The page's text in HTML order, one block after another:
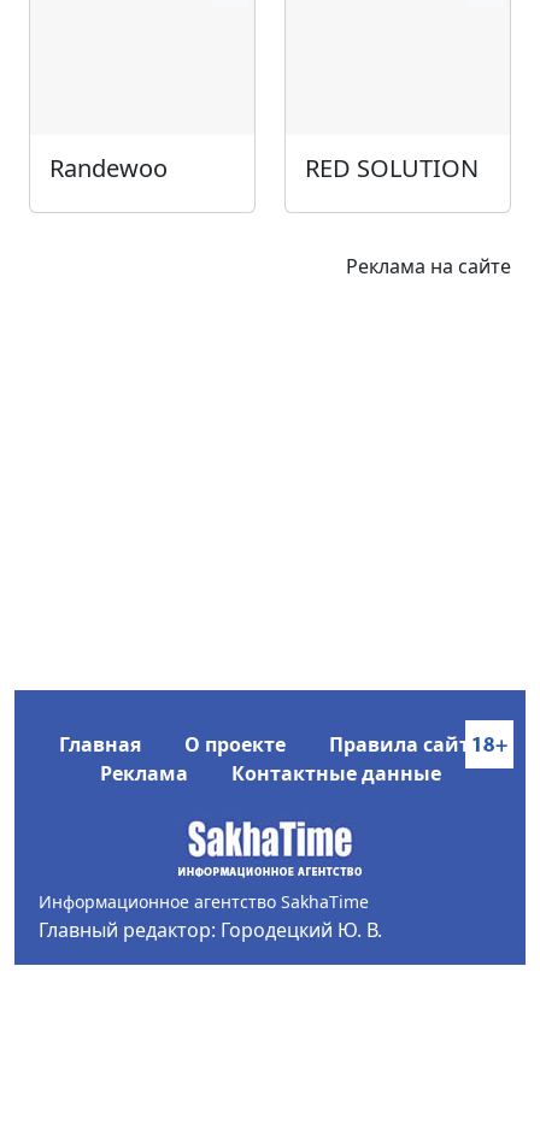
Randewoo RED SOLUTION
Реклама на сайте
Главная О проекте
Правила сайта
Реклама
Контактные данные
Информационное агентство SakhaTime
Главный редактор: Городецкий Ю. В.